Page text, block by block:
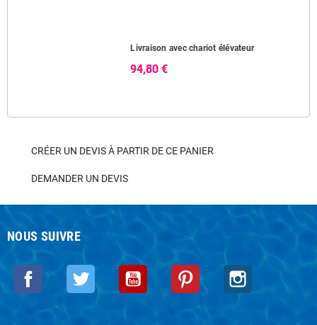
Livraison avec chariot élévateur
94,80 €
CRÉER UN DEVIS À PARTIR DE CE PANIER
DEMANDER UN DEVIS
NOUS SUIVRE
Facebook Twitter YouTube Pinterest